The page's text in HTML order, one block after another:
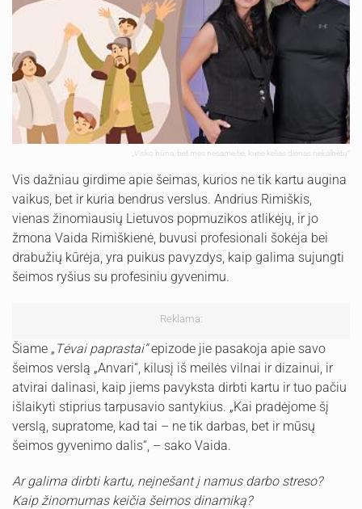
„Visko būna, bet mes nesame tie, kurie kelias dienas nekalbėtų“
Vis dažniau girdime apie šeimas, kurios ne tik kartu augina
vaikus, bet ir kuria bendrus verslus. Andrius Rimiškis,
vienas žinomiausių Lietuvos popmuzikos atlikėjų, ir jo
žmona Vaida Rimiškienė, buvusi profesionali šokėja bei
drabužių kūrėja, yra puikus pavyzdys, kaip galima sujungti
šeimos ryšius su profesiniu gyvenimu.
Reklama:
Šiame „ Tėvai paprastai“epizode jie pasakoja apie savo
šeimos verslą „Anvari“, kilusį iš meilės vilnai ir dizainui, ir
atvirai dalinasi, kaip jiems pavyksta dirbti kartu ir tuo pačiu
išlaikyti stiprius tarpusavio santykius. „Kai pradėjome šį
verslą, supratome, kad tai – ne tik darbas, bet ir mūsų
šeimos gyvenimo dalis“, – sako Vaida.
Ar galima dirbti kartu, neįnešant į namus darbo streso?
Kaip žinomumas keičia šeimos dinamiką?